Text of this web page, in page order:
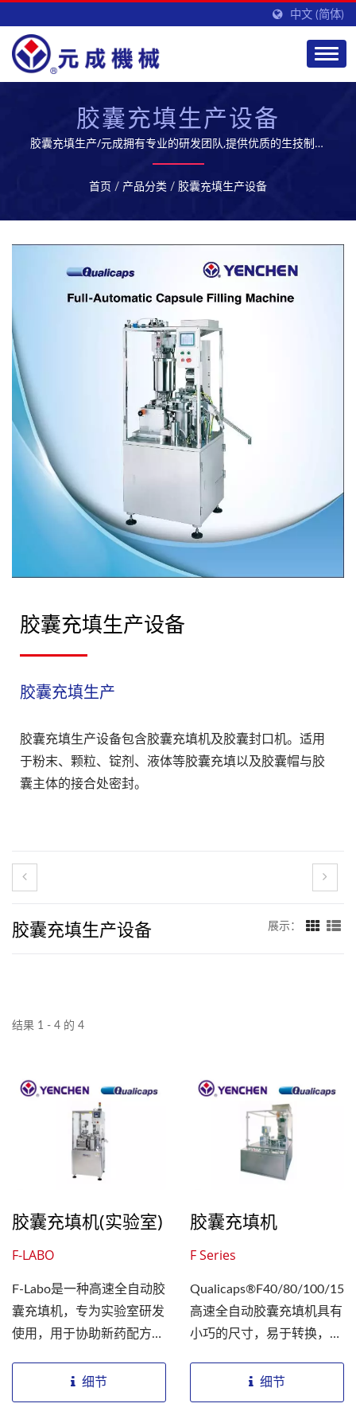
中文 (简体)
胶囊充填生产设备
胶囊充填生产/元成拥有专业的研发团队,提供优质的生技制药
设备及服务,开拓全球市场
首页 / 产品分类 / 胶囊充填生产设备
胶囊充填生产设备
胶囊充填生产
胶囊充填生产设备包含胶囊充填机及胶囊封口机。适用
于粉末、颗粒、锭剂、液体等胶囊充填以及胶囊帽与胶
囊主体的接合处密封。
胶囊充填生产设备 展示：
结果 1 - 4 的 4
胶囊充填机(实验室)
F-LABO
F-Labo是一种高速全自动胶
囊充填机，专为实验室研发
使用，用于协助新药配方和
在同一个胶囊中填充多种药
剂，包括微丸、液体和粉
细节
胶囊充填机
F Series
Qualicaps®F40/80/100/150
高速全自动胶囊充填机具有
小巧的尺寸，易于转换，能
型的能力。机器的产量为
40,000-150,000...
细节